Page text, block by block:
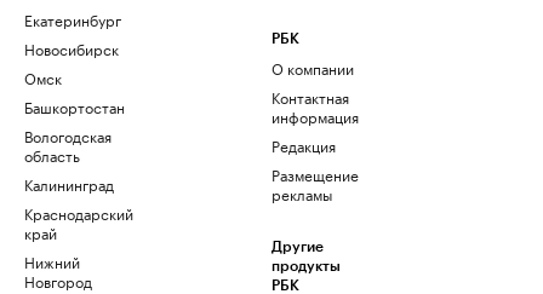
Екатеринбург
Новосибирск
Омск
Башкортостан
Вологодская
область
Калининград
Краснодарский
край
Нижний
Новгород
РБК
О компании
Контактная
информация
Редакция
Размещение
рекламы
Другие
продукты
РБК